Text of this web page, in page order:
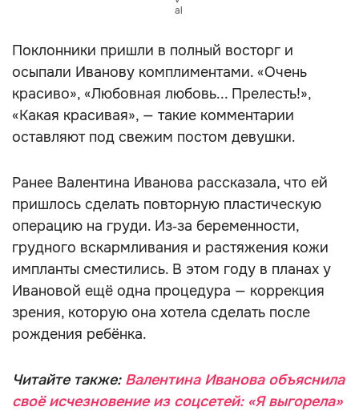
al
Поклонники пришли в полный восторг и
осыпали Иванову комплиментами. «Очень
красиво», «Любовная любовь... Прелесть!»,
«Какая красивая», — такие комментарии
оставляют под свежим постом девушки.
Ранее Валентина Иванова рассказала, что ей
пришлось сделать повторную пластическую
операцию на груди. Из‑за беременности,
грудного вскармливания и растяжения кожи
импланты сместились. В этом году в планах у
Ивановой ещё одна процедура — коррекция
зрения, которую она хотела сделать после
рождения ребёнка.
Читайте также: Валентина Иванова объяснила
своё исчезновение из соцсетей: «Я выгорела»